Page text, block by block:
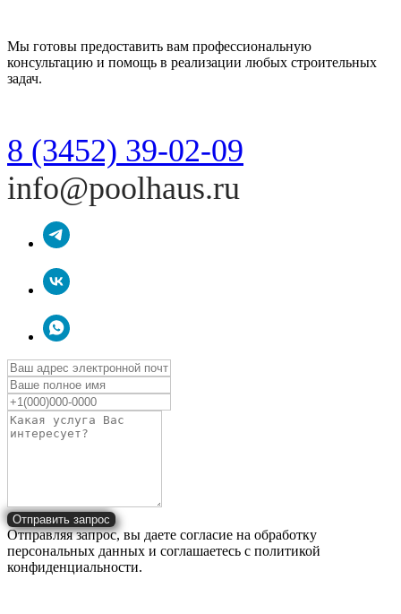
Мы готовы предоставить вам профессиональную
консультацию и помощь в реализации любых строительных
задач.
8 (3452) 39-02-09
info@poolhaus.ru
Отправить запрос
Отправляя запрос, вы даете согласие на обработку
персональных данных и соглашаетесь c политикой
конфиденциальности.